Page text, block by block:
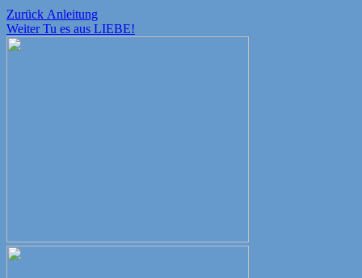
Beitragsnavigation
Zurück Vorheriger
Beitrag:
Anleitung
Weiter Nächster
Tu es aus LIEBE!